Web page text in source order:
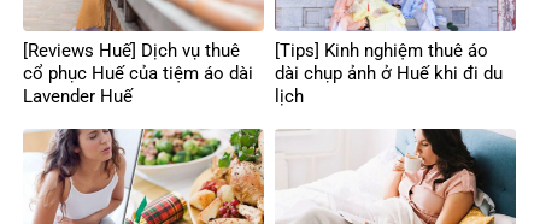
[Reviews Huế] Dịch vụ thuê
cổ phục Huế của tiệm áo dài
Lavender Huế
[Tips] Kinh nghiệm thuê áo
dài chụp ảnh ở Huế khi đi du
lịch